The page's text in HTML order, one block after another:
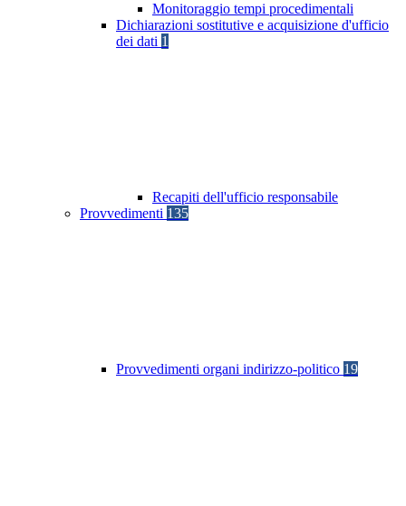
Monitoraggio tempi procedimentali
Dichiarazioni sostitutive e acquisizione d'ufficio
dei dati 1
Recapiti dell'ufficio responsabile
Provvedimenti 135
Provvedimenti organi indirizzo-politico 19